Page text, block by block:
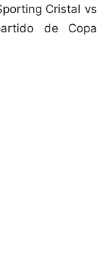
Cristal vs
de Copa